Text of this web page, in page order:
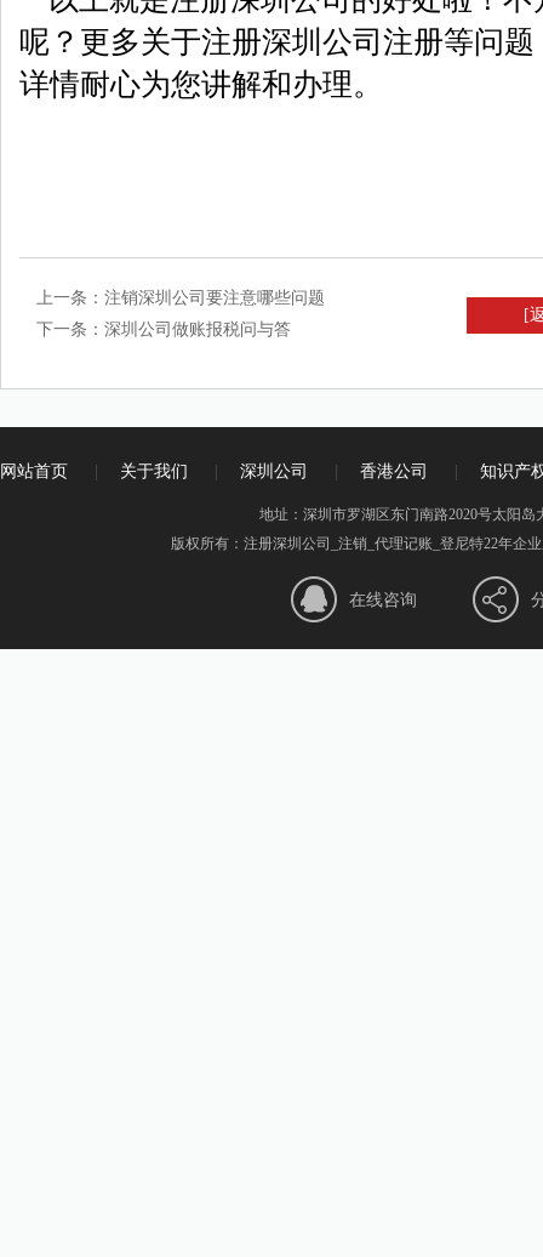
呢？更多关于注册深圳公司注册等问
详情耐心为您讲解和办理。
上一条： 注销深圳公司要注意哪些问题
下一条： 深圳公司做账报税问与答
[
网站首页 关于我们 深圳公司 香港公司 知识产
地址：深圳市罗湖区东门南路2020号太
版权所有：注册深圳公司_注销_代理记账_登尼特22
在线咨询